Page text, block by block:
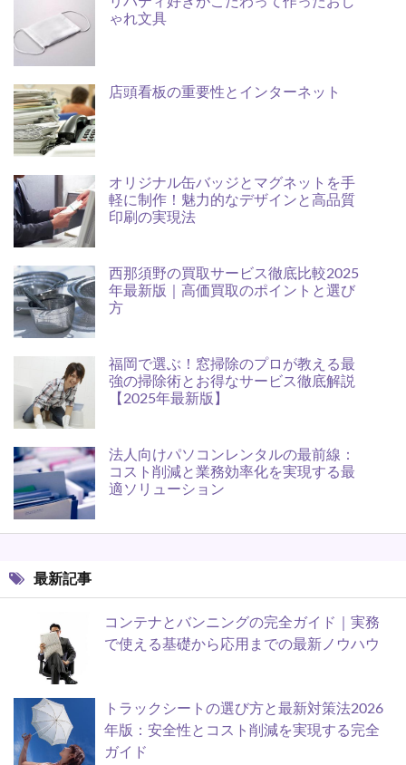
ゃれ文具
店頭看板の重要性とインターネット
オリジナル缶バッジとマグネットを手
軽に制作！魅力的なデザインと高品質
印刷の実現法
西那須野の買取サービス徹底比較2025
年最新版｜高価買取のポイントと選び
方
福岡で選ぶ！窓掃除のプロが教える最
強の掃除術とお得なサービス徹底解説
【2025年最新版】
法人向けパソコンレンタルの最前線：
コスト削減と業務効率化を実現する最
適ソリューション
最新記事
コンテナとバンニングの完全ガイド｜実務
で使える基礎から応用までの最新ノウハウ
トラックシートの選び方と最新対策法2026
年版：安全性とコスト削減を実現する完全
ガイド